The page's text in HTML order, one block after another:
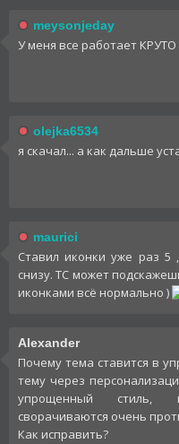
meysonjeday
У меня все работает КРУТО
olejka6534
я скачал... а как дальше
maurici
Ставил иконки уже раз 5
снизу. ТС может
иконками всё нормально )
Alexander
Почему тема ставится в
тему через
упрощенный стиль,
сворачиваются очень
Как исправить?